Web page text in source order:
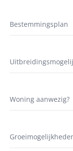
Bestemmingsplan
Woning aanwezig?